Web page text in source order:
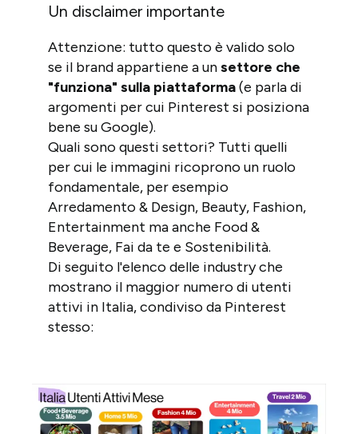
Un disclaimer importante
Attenzione: tutto questo è valido solo
se il brand appartiene a unsettore che
"funziona" sulla piattaforma(e parla di
argomenti per cui Pinterest si posiziona
bene su Google).
Quali sono questi settori? Tutti quelli
per cui le immagini ricoprono un ruolo
fondamentale, per esempio
Arredamento & Design, Beauty, Fashion,
Entertainment ma anche Food &
Beverage, Fai da te e Sostenibilità.
Di seguito l'elenco delle industry che
mostrano il maggior numero di utenti
attivi in Italia, condiviso da Pinterest
stesso: